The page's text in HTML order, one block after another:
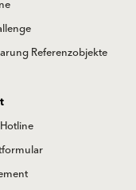
Referenzobjekte